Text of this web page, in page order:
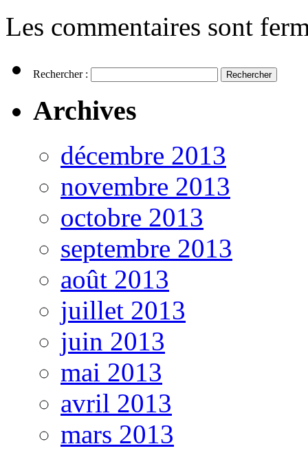
Les commentaires sont
Rechercher :
Archives
décembre 2013
novembre 2013
octobre 2013
septembre 2013
août 2013
juillet 2013
juin 2013
mai 2013
avril 2013
mars 2013